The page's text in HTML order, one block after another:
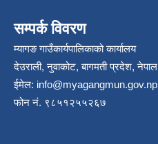
सम्पर्क विवरण
म्यागङ गाउँकार्यपालिकाको कार्यालय
देउराली, नुवाकोट, बागमती प्रदेश, नेपाल
ईमेल: info@myagangmun.gov.np
फोन नं. ९८५१२५५२६७